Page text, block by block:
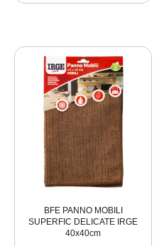
BFE PANNO MOBILI
SUPERFIC DELICATE IRGE
40x40cm